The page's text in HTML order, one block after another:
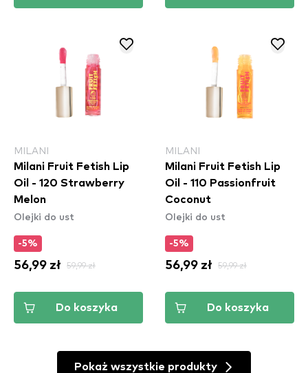
MILANI
Milani Fruit Fetish Lip
Oil - 120 Strawberry
Melon
Olejki do ust
-5%
56,99 zł 59,99 zł
Do koszyka
MILANI
Milani Fruit Fetish Lip
Oil - 110 Passionfruit
Coconut
Olejki do ust
-5%
56,99 zł 59,99 zł
Do koszyka
Pokaż wszystkie produkty